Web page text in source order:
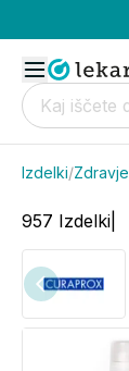
Izdelki/Zdravje
957 Izdelki